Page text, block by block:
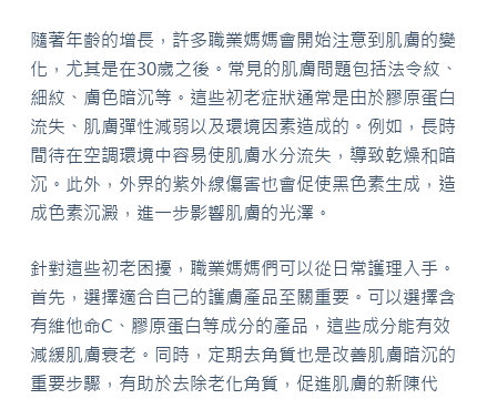
隨著年齡的增長，許多職業媽媽會開始注意到肌膚的變
化，尤其是在30歲之後。常見的肌膚問題包括法令紋、
細紋、膚色暗沉等。這些初老症狀通常是由於膠原蛋白
流失、肌膚彈性減弱以及環境因素造成的。例如，長時
間待在空調環境中容易使肌膚水分流失，導致乾燥和暗
沉。此外，外界的紫外線傷害也會促使黑色素生成，造
成色素沉澱，進一步影響肌膚的光澤。
針對這些初老困擾，職業媽媽們可以從日常護理入手。
首先，選擇適合自己的護膚產品至關重要。可以選擇含
有維他命C、膠原蛋白等成分的產品，這些成分能有效
減緩肌膚衰老。同時，定期去角質也是改善肌膚暗沉的
重要步驟，有助於去除老化角質，促進肌膚的新陳代